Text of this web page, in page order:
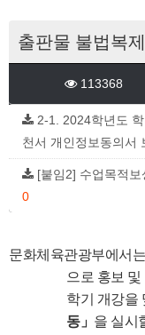
출판물 불법복
113368
2-1. 2024학년도
천서 개인정보동의서
[붙임2] 수업목적
0
문화체육관광부에서
으로 홍보
학기 개강을
동」 을 실시